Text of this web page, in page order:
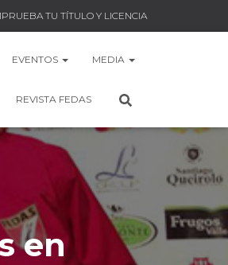
TU TÍTULO Y LICENCIA
EVENTOS MEDIA
REVISTA FEDAS
en